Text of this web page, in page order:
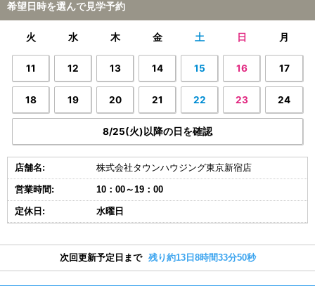
希望日時を選んで見学予約
火 水 木 金 土 日 月
11 12 13 14 15 16 17
18 19 20 21 22 23 24
8/25(火)以降の日を確認
店舗名: 株式会社タウンハウジング東京新宿店
営業時間: 10：00～19：00
定休日: 水曜日
次回更新予定日まで 残り約13日8時間33分49秒